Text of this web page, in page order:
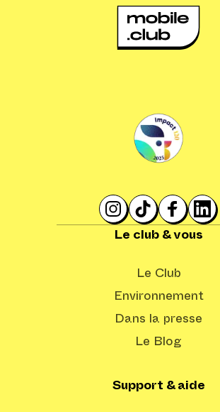
Le club & vous
Le Club
Environnement
Dans la presse
Le Blog
Support & aide